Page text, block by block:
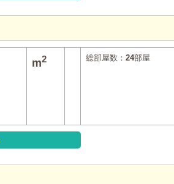
m2 総部屋数： 24部屋